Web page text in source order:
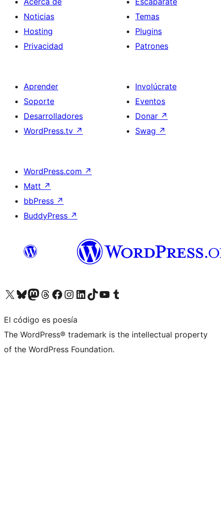
Noticias
Hosting
Privacidad
Temas
Plugins
Patrones
Aprender
Soporte
Desarrolladores
WordPress.tv ↗
Involúcrate
Eventos
Donar ↗
Swag ↗
WordPress.com ↗
Matt ↗
bbPress ↗
BuddyPress ↗
Visita nuestra cuenta de X (anteriormente Twitter)
Visita nuestra cuenta de Bluesky
Visita nuestra cuenta de Mastodon
Visita nuestra cuenta de Threads
Visita nuestra página de Facebook
Visita nuestra cuenta de Instagram
Visita nuestra cuenta de LinkedIn
Visita nuestra cuenta de TikTok
Visita nuestro canal de YouTube
Visita nuestra cuenta de Tumblr
El código es poesía
The WordPress® trademark is the intellectual property
of the WordPress Foundation.